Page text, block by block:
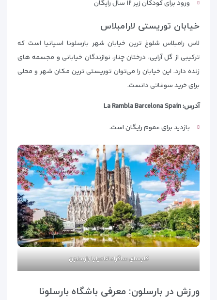
ورود برای کودکان زیر ۱۲ سال رایگان
خیابان توریستی لارامبلاس
لاس رامبلاس شلوغ ترین خیابان شهر بارسلونا اسپانیا است که
ترکیبی از گل آرایی، درختان چنار، نوازندگان خیابانی و مجسمه های
زنده دارد. این خیابان را می‌توان توریستی ترین مکان شهر و محلی
برای خرید سوغاتی دانست.
آدرس: La Rambla Barcelona Spain
بازدید برای عموم رایگان است.
کلیسای ساگرادافامیلیا بارسلون
ورزش در بارسلون: معرفی باشگاه بارسلونا